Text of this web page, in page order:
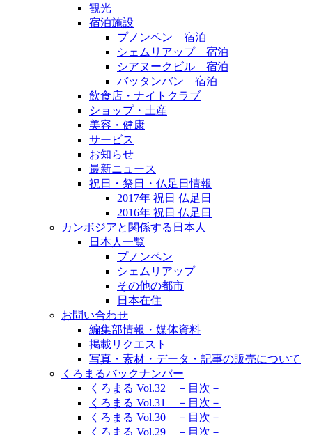
観光
宿泊施設
プノンペン 宿泊
シェムリアップ 宿泊
シアヌークビル 宿泊
バッタンバン 宿泊
飲食店・ナイトクラブ
ショップ・土産
美容・健康
サービス
お知らせ
最新ニュース
祝日・祭日・仏足日情報
2017年 祝日 仏足日
2016年 祝日 仏足日
カンボジアと関係する日本人
日本人一覧
プノンペン
シェムリアップ
その他の都市
日本在住
お問い合わせ
編集部情報・媒体資料
掲載リクエスト
写真・素材・データ・記事の販売について
くろまるバックナンバー
くろまる Vol.32 －目次－
くろまる Vol.31 －目次－
くろまる Vol.30 －目次－
くろまる Vol.29 －目次－